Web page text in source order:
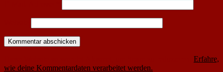
Erfahre,
wie deine Kommentardaten verarbeitet werden.